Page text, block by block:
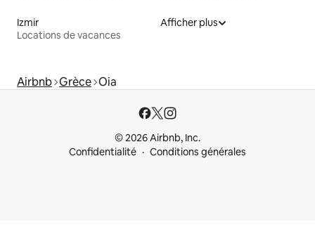
Izmir
Locations de vacances
Afficher plus
Airbnb Grèce Oia
© 2026 Airbnb, Inc.
Confidentialité
Conditions générales